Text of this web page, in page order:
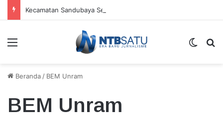
Menu
Beranda / BEM Unram
BEM Unram